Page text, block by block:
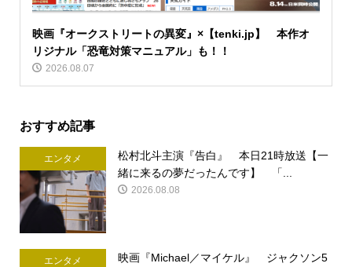
映画『オークストリートの異変』×【tenki.jp】 本作オ
リジナル「恐竜対策マニュアル」も！！
2026.08.07
おすすめ記事
エンタメ
松村北斗主演『告白』 本日21時放送【一
緒に来るの夢だったんです】 「...
2026.08.08
エンタメ
映画『Michael／マイケル』 ジャクソン5